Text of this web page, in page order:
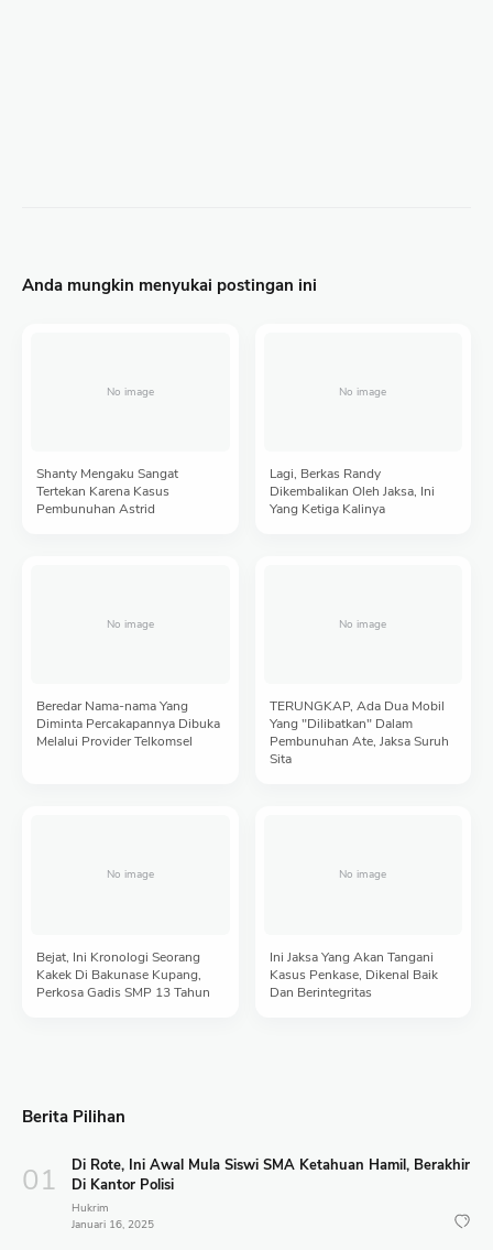
Anda mungkin menyukai postingan ini
Shanty Mengaku Sangat
Tertekan Karena Kasus
Pembunuhan Astrid
Lagi, Berkas Randy
Dikembalikan Oleh Jaksa, Ini
Yang Ketiga Kalinya
Beredar Nama-nama Yang
Diminta Percakapannya Dibuka
Melalui Provider Telkomsel
TERUNGKAP, Ada Dua Mobil
Yang "Dilibatkan" Dalam
Pembunuhan Ate, Jaksa Suruh
Sita
Bejat, Ini Kronologi Seorang
Kakek Di Bakunase Kupang,
Perkosa Gadis SMP 13 Tahun
Ini Jaksa Yang Akan Tangani
Kasus Penkase, Dikenal Baik
Dan Berintegritas
Berita Pilihan
Di Rote, Ini Awal Mula Siswi SMA Ketahuan Hamil, Berakhir
Di Kantor Polisi
Hukrim
Januari 16, 2025